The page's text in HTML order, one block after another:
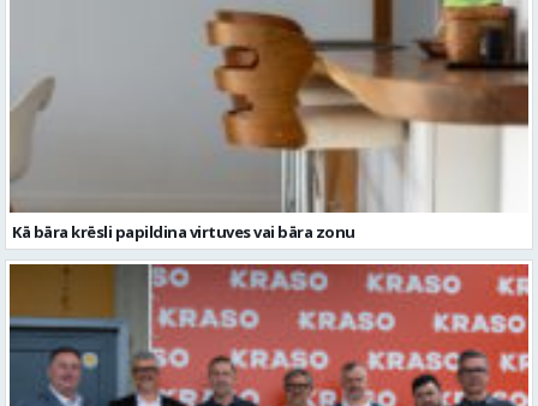
Kā bāra krēsli papildina virtuves vai bāra zonu